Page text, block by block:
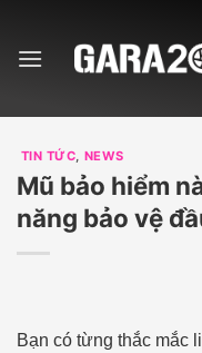
content
TIN TỨC, NEWS
Mũ bảo hiểm
năng bảo vệ
Bạn có từng thắc mắc